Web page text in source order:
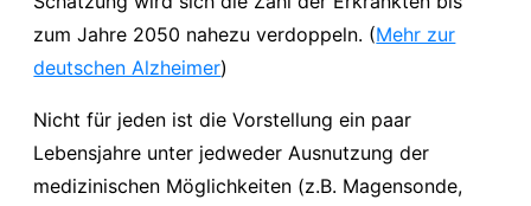
zum Jahre 2050 nahezu verdoppeln. (Mehr zur
deutschen Alzheimer)
Nicht für jeden ist die Vorstellung ein paar
Lebensjahre unter jedweder Ausnutzung der
medizinischen Möglichkeiten (z.B. Magensonde,